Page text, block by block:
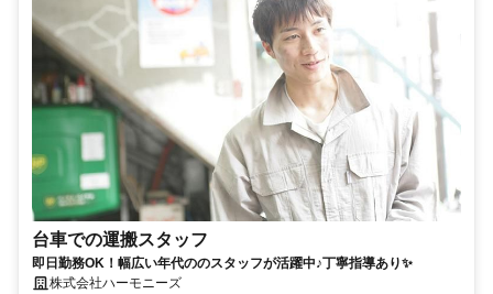
台車での運搬スタッフ
即日勤務OK！幅広い年代ののスタッフが活躍中♪丁寧指導あり✨
株式会社ハーモニーズ